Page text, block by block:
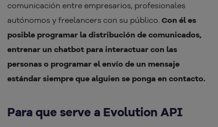
comunicación entre empresarios, profesionales
autónomos y freelancers con su público. Con él es
posible programar la distribución de comunicados,
entrenar un chatbot para interactuar con las
personas o programar el envío de un mensaje
estándar siempre que alguien se ponga en contacto.
Para que serve a Evolution API